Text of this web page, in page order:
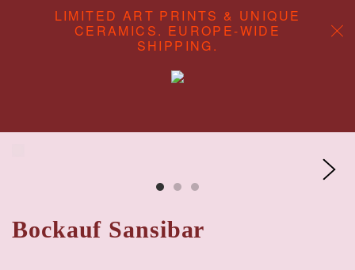
LIMITED ART PRINTS & UNIQUE
CERAMICS. EUROPE-WIDE
SHIPPING.
CONTENT STUDIO
Bockauf Sansibar